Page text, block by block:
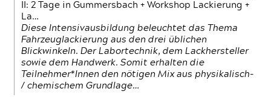
II: 2 Tage in Gummersbach + Workshop Lackierung +
La…
Diese Intensivausbildung beleuchtet das Thema
Fahrzeuglackierung aus den drei üblichen
Blickwinkeln. Der Labortechnik, dem Lackhersteller
sowie dem Handwerk. Somit erhalten die
Teilnehmer*Innen den nötigen Mix aus physikalisch-
/ chemischem Grundlage…